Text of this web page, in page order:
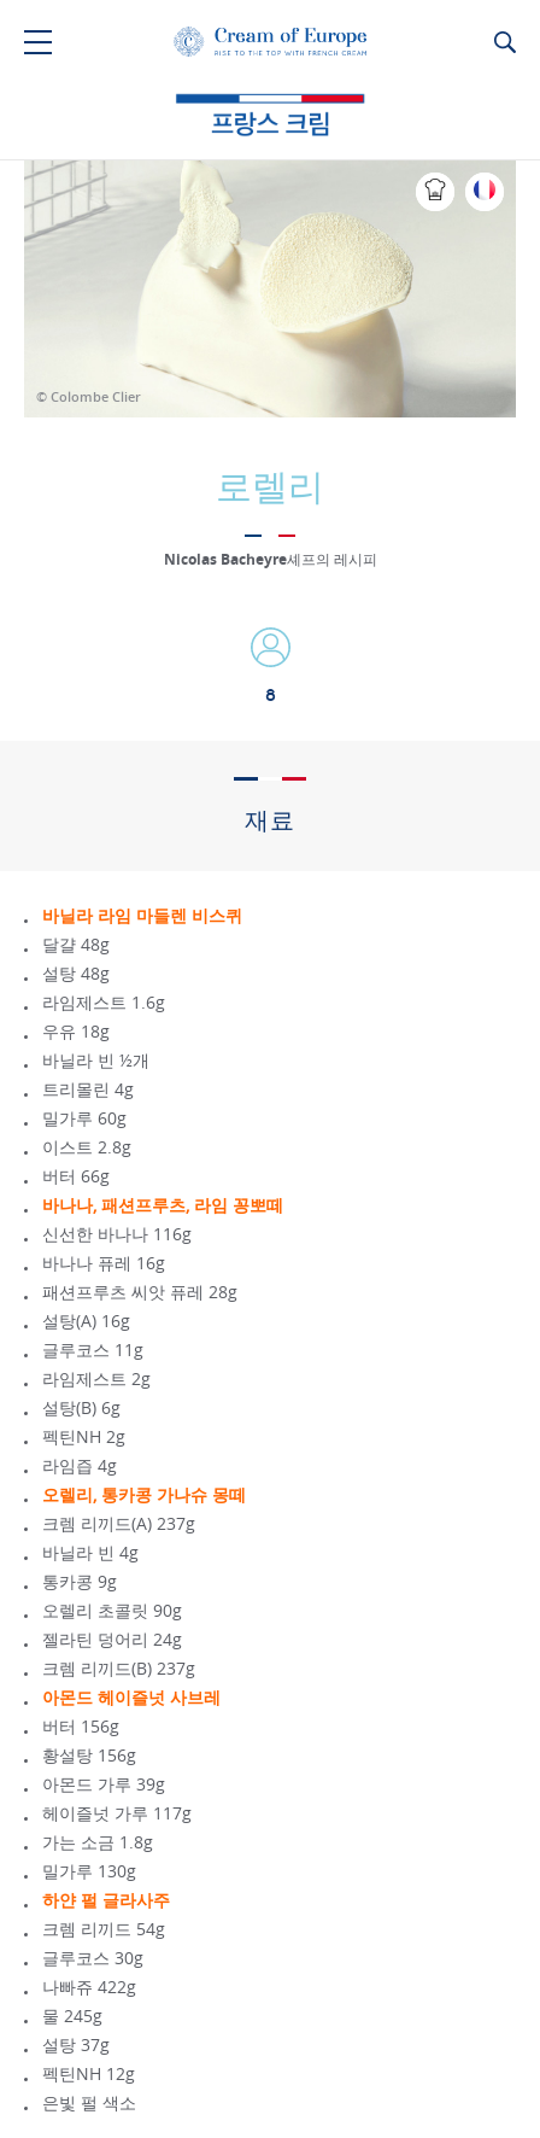
© Colombe Clier
로렐리
Nicolas Bacheyre셰프의 레시피
8
재료
바닐라 라임 마들렌 비스퀴
달걀 48g
설탕 48g
라임제스트 1.6g
우유 18g
바닐라 빈 ½개
트리몰린 4g
밀가루 60g
이스트 2.8g
버터 66g
바나나, 패션프루츠, 라임 꽁뽀떼
신선한 바나나 116g
바나나 퓨레 16g
패션프루츠 씨앗 퓨레 28g
설탕(A) 16g
글루코스 11g
라임제스트 2g
설탕(B) 6g
펙틴NH 2g
라임즙 4g
오렐리, 통카콩 가나슈 몽떼
크렘 리끼드(A) 237g
바닐라 빈 4g
통카콩 9g
오렐리 초콜릿 90g
젤라틴 덩어리 24g
크렘 리끼드(B) 237g
아몬드 헤이즐넛 사브레
버터 156g
황설탕 156g
아몬드 가루 39g
헤이즐넛 가루 117g
가는 소금 1.8g
밀가루 130g
하얀 펄 글라사주
크렘 리끼드 54g
글루코스 30g
나빠쥬 422g
물 245g
설탕 37g
펙틴NH 12g
은빛 펄 색소